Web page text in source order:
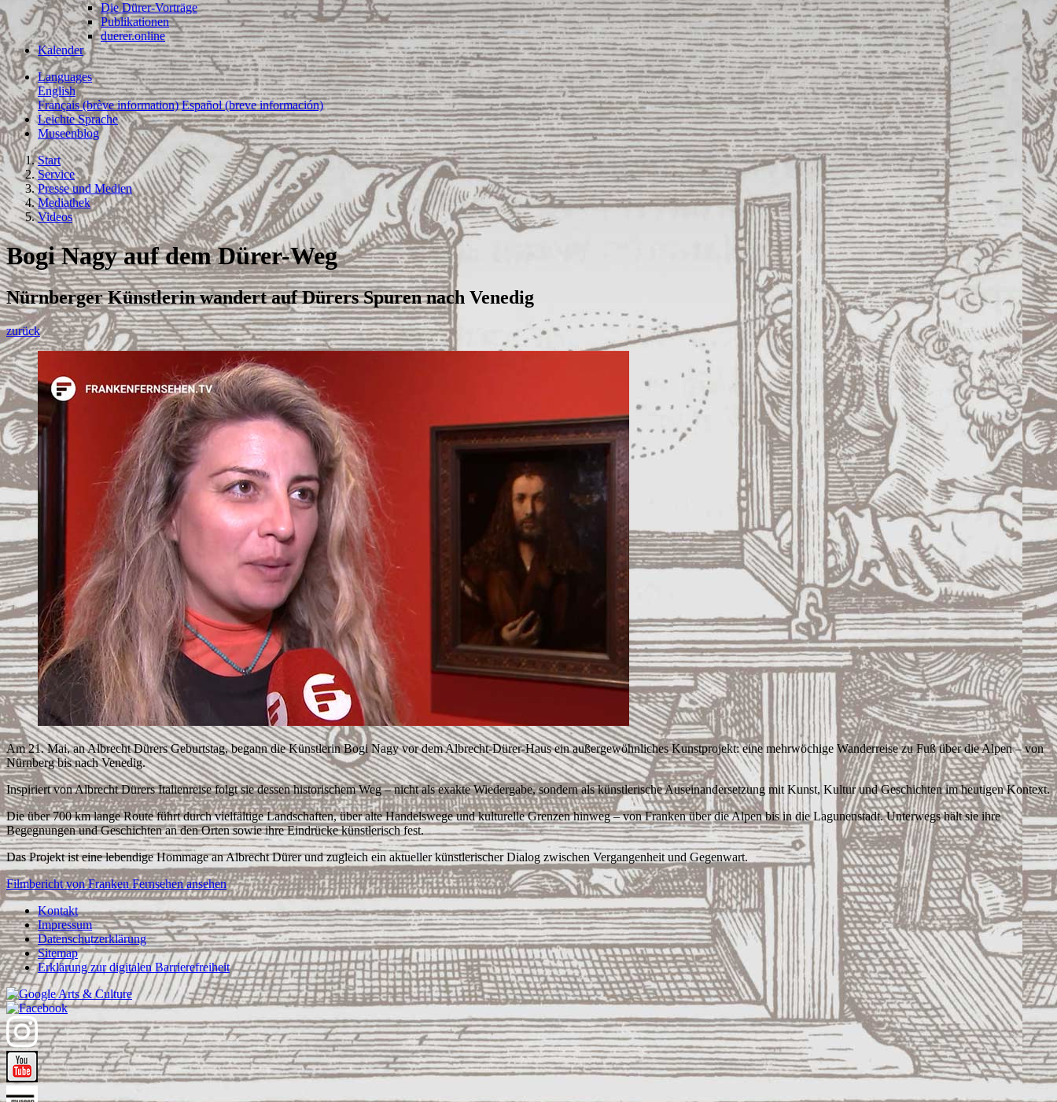
Die Dürer-Vorträge
Publikationen
duerer.online
Kalender
Languages
English
Français (brève information) Español (breve información)
Leichte Sprache
Museenblog
Start
Service
Presse und Medien
Mediathek
Videos
Bogi Nagy auf dem Dürer-Weg
Nürnberger Künstlerin wandert auf Dürers Spuren nach Venedig
zurück
Am 21. Mai, an Albrecht Dürers Geburtstag, begann die Künstlerin Bogi Nagy vor dem Albrecht-Dürer-Haus ein außergewöhnliches Kunstprojekt: eine mehrwöchige Wanderreise zu Fuß über die Alpen – von
Nürnberg bis nach Venedig.
Inspiriert von Albrecht Dürers Italienreise folgt sie dessen historischem Weg – nicht als exakte Wiedergabe, sondern als künstlerische Auseinandersetzung mit Kunst, Kultur und Geschichten im heutigen Kontext.
Die über 700 km lange Route führt durch vielfältige Landschaften, über alte Handelswege und kulturelle Grenzen hinweg – von Franken über die Alpen bis in die Lagunenstadt. Unterwegs hält sie ihre
Begegnungen und Geschichten an den Orten sowie ihre Eindrücke künstlerisch fest.
Das Projekt ist eine lebendige Hommage an Albrecht Dürer und zugleich ein aktueller künstlerischer Dialog zwischen Vergangenheit und Gegenwart.
Filmbericht von Franken Fernsehen ansehen
Kontakt
Impressum
Datenschutzerklärung
Sitemap
Erklärung zur digitalen Barrierefreiheit